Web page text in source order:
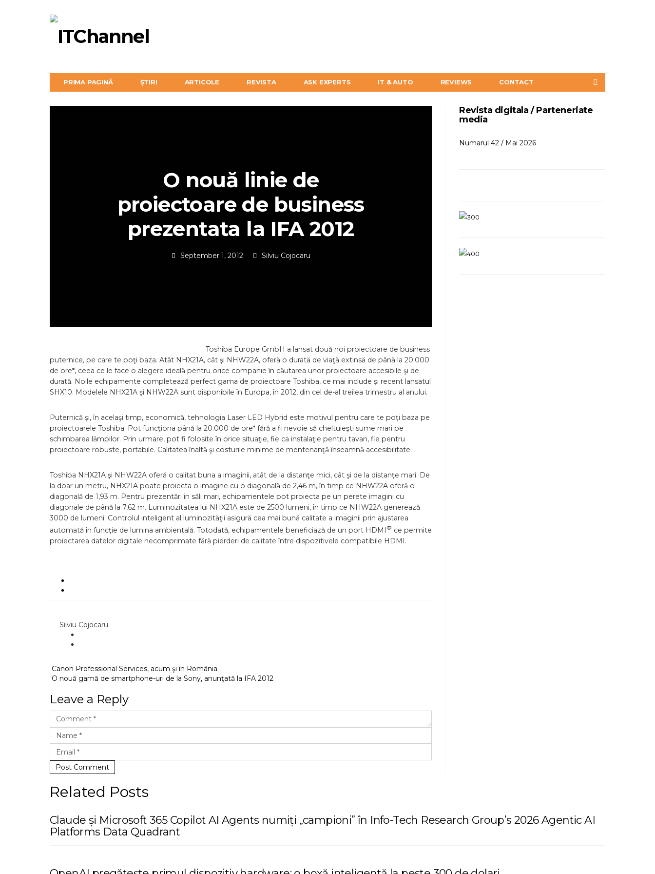
PRIMA PAGINĂ ȘTIRI ARTICOLE REVISTA ASK EXPERTS IT & AUTO REVIEWS CONTACT
O nouă linie de
proiectoare de business
prezentata la IFA 2012
September 1, 2012 Silviu Cojocaru
Toshiba Europe GmbH a lansat două noi proiectoare de business
puternice, pe care te poţi baza. Atât NHX21A, cât şi NHW22A, oferă o durată de viaţă extinsă de până la 20.000
de ore*, ceea ce le face o alegere ideală pentru orice companie în căutarea unor proiectoare accesibile şi de
durată. Noile echipamente completează perfect gama de proiectoare Toshiba, ce mai include şi recent lansatul
SHX10. Modelele NHX21A şi NHW22A sunt disponibile în Europa, în 2012, din cel de-al treilea trimestru al anului.
Puternică şi, în acelaşi timp, economică, tehnologia Laser LED Hybrid este motivul pentru care te poţi baza pe
proiectoarele Toshiba. Pot funcţiona până la 20.000 de ore* fără a fi nevoie să cheltuieşti sume mari pe
schimbarea lămpilor. Prin urmare, pot fi folosite în orice situaţie, fie ca instalaţie pentru tavan, fie pentru
proiectoare robuste, portabile. Calitatea înaltă şi costurile minime de mentenanţă înseamnă accesibilitate.
Toshiba NHX21A şi NHW22A oferă o calitat buna a imaginii, atât de la distanţe mici, cât şi de la distanţe mari. De
la doar un metru, NHX21A poate proiecta o imagine cu o diagonală de 2,46 m, în timp ce NHW22A oferă o
diagonală de 1,93 m. Pentru prezentări în săli mari, echipamentele pot proiecta pe un perete imagini cu
diagonale de până la 7,62 m. Luminozitatea lui NHX21A este de 2500 lumeni, în timp ce NHW22A generează
3000 de lumeni. Controlul inteligent al luminozităţii asigură cea mai bună calitate a imaginii prin ajustarea
automată în funcţie de lumina ambientală. Totodată, echipamentele beneficiază de un port HDMI ® ce permite
proiectarea datelor digitale necomprimate fără pierderi de calitate între dispozitivele compatibile HDMI.
Silviu Cojocaru
Canon Professional Services, acum şi în România
O nouă gamă de smartphone-uri de la Sony, anunţată la IFA 2012
Leave a Reply
Post Comment
Revista digitala / Parteneriate
media
Numarul 42 / Mai 2026
Related Posts
Claude și Microsoft 365 Copilot AI Agents numiți „campioni” în Info-Tech Research Group’s 2026 Agentic AI
Platforms Data Quadrant